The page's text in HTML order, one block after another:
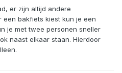
er zijn altijd andere
een bakfiets kiest kun je een
je met twee personen sneller
naast elkaar staan. Hierdoor